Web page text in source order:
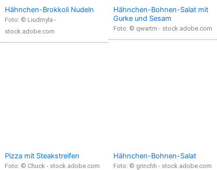
Hähnchen-Brokkoli Nudeln
Foto: © Liudmyla -
stock.adobe.com
Hähnchen-Bohnen-Salat mit
Gurke und Sesam
Foto: © qwartm - stock.adobe.com
Pizza mit Steakstreifen
Foto: © Chuck - stock.adobe.com
Hähnchen-Bohnen-Salat
Foto: © grinchh - stock.adobe.com